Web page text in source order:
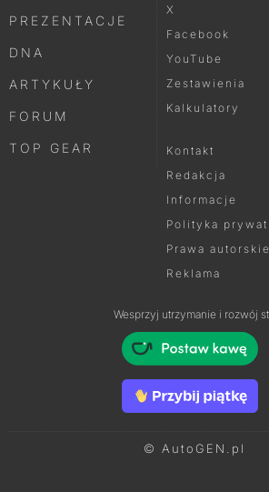
PREZENTACJE
DNA
ARTYKUŁY
FORUM
TOP GEAR
X
Facebook
YouTube
Zestawienia
Kalkulatory
Kontakt
Redakcja
Informacje
Polityka
Prawa autorskie
Reklama
Wesprzyj utrzymanie i rozwój
© AutoGEN.pl